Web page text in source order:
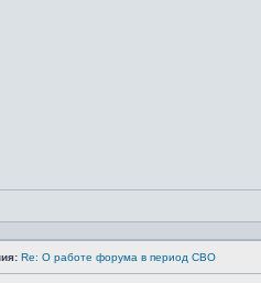
Re: О работе форума в период СВО